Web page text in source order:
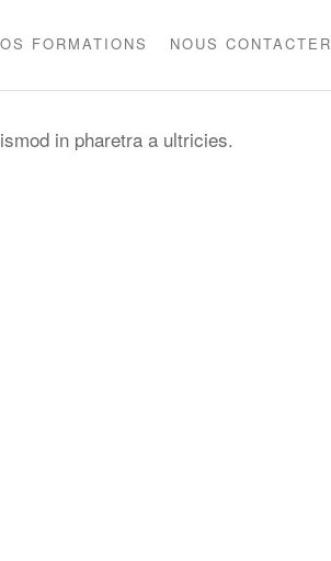
FORMATIONS NOUS CONTACTER
in pharetra a ultricies.